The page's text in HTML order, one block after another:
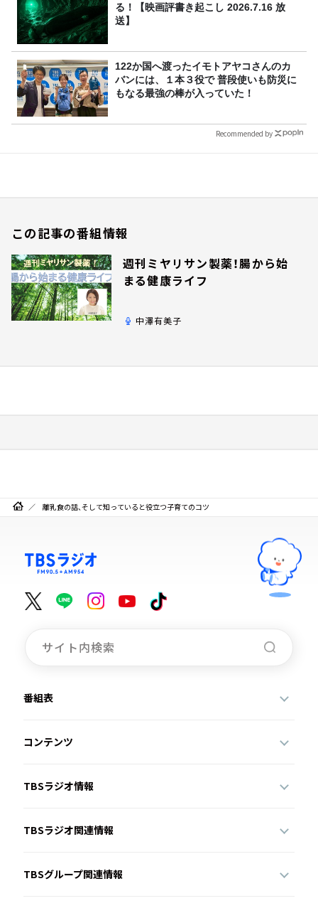
る！【映画評書き起こし 2026.7.16 放
送】
122か国へ渡ったイモトアヤコさんのカ
バンには、１本３役で 普段使いも防災に
もなる最強の棒が入っていた！
Recommended by
この記事の番組情報
週刊ミヤリサン製薬！腸から始
まる健康ライフ
中澤有美子
離乳食の話、そして知っていると役立つ子育てのコツ
番組表
コンテンツ
TBSラジオ情報
TBSラジオ関連情報
TBSグループ関連情報